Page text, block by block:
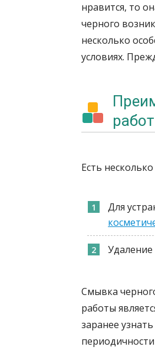
нравится, то
черного
несколько
условиях.
Есть
Для
Смывка
работы
заранее